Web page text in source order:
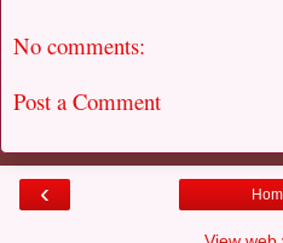
No comments:
Post a Comment
‹